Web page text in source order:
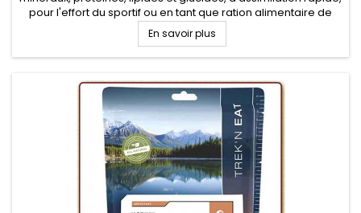
pour l'effort du sportif ou en tant que ration alimentaire de
survie
En savoir plus